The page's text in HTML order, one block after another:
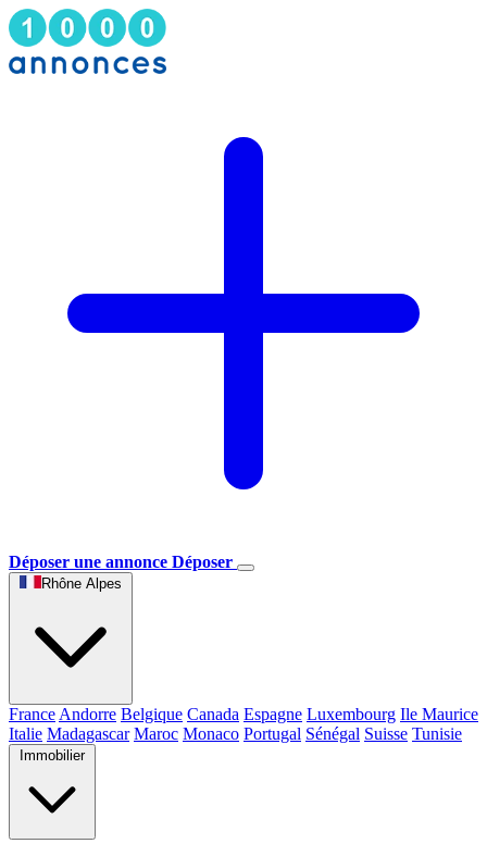
Déposer une annonce Déposer
Rhône Alpes
France Andorre Belgique Canada Espagne Luxembourg Ile Maurice
Italie Madagascar Maroc Monaco Portugal Sénégal Suisse Tunisie
Immobilier